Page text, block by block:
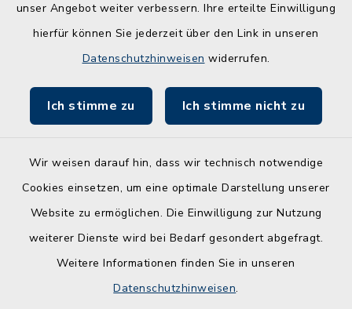
unser Angebot weiter verbessern. Ihre erteilte Einwilligung
hierfür können Sie jederzeit über den Link in unseren
Datenschutzhinweisen widerrufen.
Ich stimme zu Ich stimme nicht zu
Wir weisen darauf hin, dass wir technisch notwendige
Cookies einsetzen, um eine optimale Darstellung unserer
Website zu ermöglichen. Die Einwilligung zur Nutzung
weiterer Dienste wird bei Bedarf gesondert abgefragt.
Weitere Informationen finden Sie in unseren
Datenschutzhinweisen.
ZBmSH
Entwicklungsagentur für den Lebens- und
Kontakt
Leichte Sprache